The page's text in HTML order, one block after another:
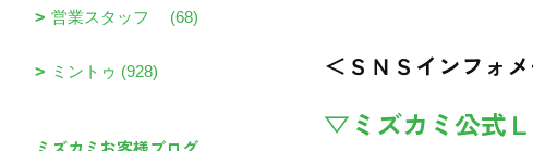
＜ＳＮＳインフォ
▽ミズカミ公式
営業スタッフ (68)
ミントゥ (928)